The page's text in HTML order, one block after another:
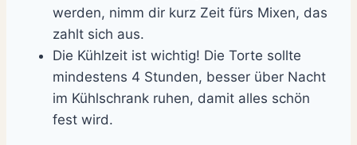
werden, nimm dir kurz Zeit fürs Mixen, das
zahlt sich aus.
Die Kühlzeit ist wichtig! Die Torte sollte
mindestens 4 Stunden, besser über Nacht
im Kühlschrank ruhen, damit alles schön
fest wird.